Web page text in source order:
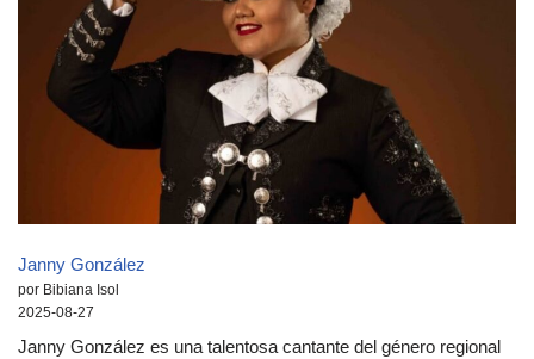
Janny González
por Bibiana Isol
2025-08-27
Janny González es una talentosa cantante del género regional